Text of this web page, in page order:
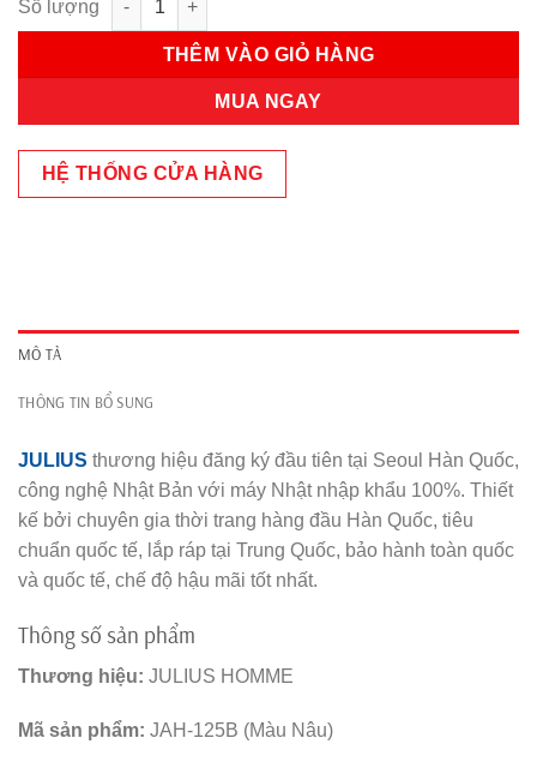
THÊM VÀO GIỎ HÀNG
MUA NGAY
HỆ THỐNG CỬA HÀNG
MÔ TẢ
THÔNG TIN BỔ SUNG
JULIUS thương hiệu đăng ký đầu tiên tại Seoul Hàn Quốc,
công nghệ Nhật Bản với máy Nhật nhập khẩu 100%. Thiết
kế bởi chuyên gia thời trang hàng đầu Hàn Quốc, tiêu
chuẩn quốc tế, lắp ráp tại Trung Quốc, bảo hành toàn quốc
và quốc tế, chế độ hậu mãi tốt nhất.
Thông số sản phẩm
Thương hiệu: JULIUS HOMME
Mã sản phẩm: JAH-125B (Màu Nâu)